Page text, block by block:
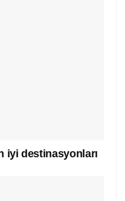
iyi destinasyonları